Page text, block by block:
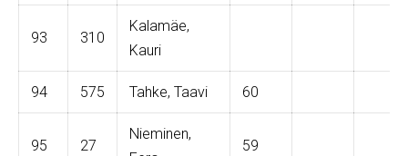
93 310
Kalamäe,
Kauri
94 575 Tahke, Taavi 60
95 27
Nieminen,
59